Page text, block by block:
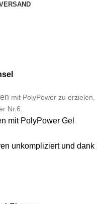
mit PolyPower zu erzielen,
Nr.6.
mit PolyPower Gel
unkompliziert und dank